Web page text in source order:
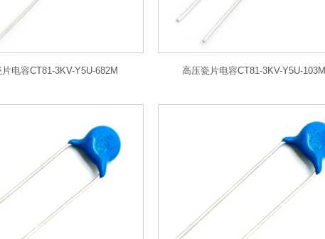
电容CT81-3KV-Y5U-682M 高压瓷片电容CT81-3KV-Y5U-103M